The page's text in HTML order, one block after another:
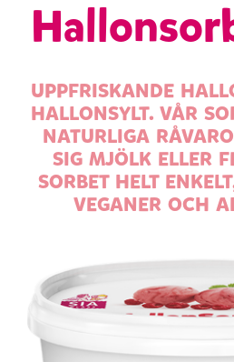
UPPFRISKANDE
HALLONSYLT. VÅR
NATURLIGA
SIG MJÖLK ELLER
SORBET HELT
VEGANER OCH